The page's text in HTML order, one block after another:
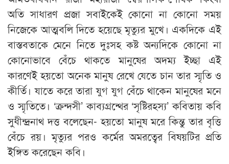
অতি সাধারণ প্রজা সবাইকেই কোনো না কোনো সময়
নিজেকে আত্মবলি দিতে হয়েছে মৃত্যুর মুখে। একদিকে এই
বাস্তবতাকে মেনে নিতে দুঃসহ কষ্ট অন্যদিকে কোনো না
কোনোভাবে বেঁচে থাকতে মানুষের অদম্য ইচ্ছা এই
কারণেই হয়তো অনেক মানুষ রেখে যেতে চান তার স্মৃতি ও
কীর্তি। যাতে করে তারা যুগ যুগ বেঁচে থাকেন মানুষের মনে
ও স্মৃতিতে। ‘ক্রন্দসী’ কাব্যগ্রন্থের ‘সৃষ্টিরহস্য’ কবিতায় কবি
সুধীন্দ্রনাথ দত্ত বলেছেন- হয়তো মানুষ মরে কিন্তু তার বৃত্তি
বেঁচে রয়। মৃত্যুর পরও কর্মের অমরত্বের বিষয়টির প্রতি
ইঙ্গিত করেছেন কবি।